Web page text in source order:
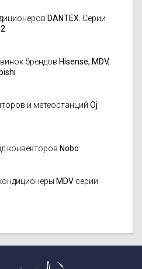
DANTEX . Серии
брендов Hisense, MDV,
и метеостанций Oj
конвекторов Nobo
MDV серии